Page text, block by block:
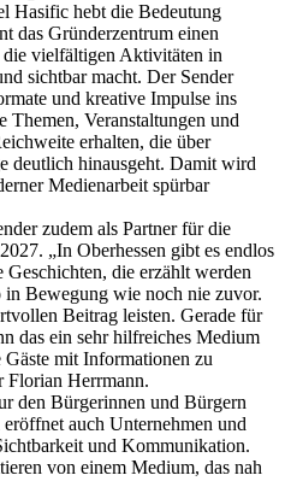
Hasific hebt die Bedeutung
das Gründerzentrum einen
die vielfältigen Aktivitäten in
sichtbar macht. Der Sender
und kreative Impulse ins
Themen, Veranstaltungen und
erhalten, die über
deutlich hinausgeht. Damit wird
Medienarbeit spürbar
zudem als Partner für die
„In Oberhessen gibt es endlos
die erzählt werden
Bewegung wie noch nie zuvor.
Beitrag leisten. Gerade für
das ein sehr hilfreiches Medium
Gäste mit Informationen zu
Florian Herrmann.
den Bürgerinnen und Bürgern
auch Unternehmen und
und Kommunikation.
von einem Medium, das nah